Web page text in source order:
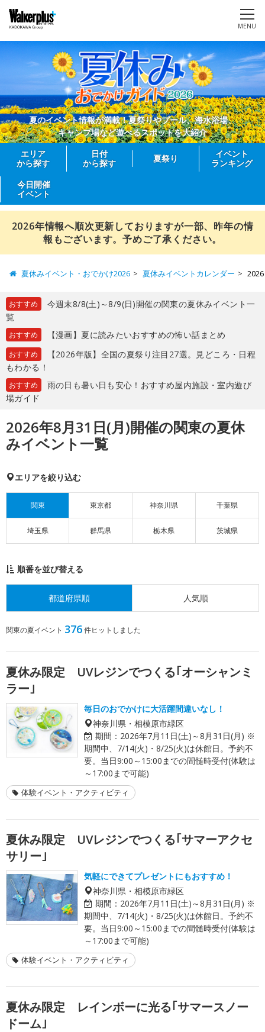
MENU
夏のイベント情報が満載！夏祭りやプール、海水浴場、
キャンプ場など遊べるスポットを大紹介
エリア
から探す
日付
から探す
夏祭り
イベント
ランキング
今日開催
イベント
2026年情報へ順次更新しておりますが一部、昨年の情
報もございます。予めご了承ください。
夏休みイベント・おでかけ2026 夏休みイベントカレンダー
おすすめ
今週末8/8(土)～8/9(日)開催の関東の夏休みイベント一
覧
おすすめ 【漫画】夏に読みたいおすすめの怖い話まとめ
おすすめ
【2026年版】全国の夏祭り注目27選。見どころ・日程
もわかる！
おすすめ
雨の日も暑い日も安心！おすすめ屋内施設・室内遊び
場ガイド
2026年8月31日(月)開催の関東の夏休
みイベント一覧
エリアを絞り込む
関東 東京都 神奈川県 千葉県
埼玉県 群馬県 栃木県 茨城県
順番を並び替える
都道府県順 人気順
関東の夏イベント 376件ヒットしました
夏休み限定 UVレジンでつくる｢オーシャンミ
ラー｣
毎日のおでかけに大活躍間違いなし！
神奈川県・相模原市緑区
期間： 2026年7月11日(土)～8月31日(月) ※
期間中、7/14(火)・8/25(火)は休館日。予約不
要。当日9:00～15:00までの間髄時受付(体験は
～17:00まで可能)
体験イベント・アクティビティ
夏休み限定 UVレジンでつくる｢サマーアクセ
サリー｣
気軽にできてプレゼントにもおすすめ！
神奈川県・相模原市緑区
期間： 2026年7月11日(土)～8月31日(月) ※
期間中、7/14(火)・8/25(火)は休館日。予約不
要。当日9:00～15:00までの間髄時受付(体験は
～17:00まで可能)
体験イベント・アクティビティ
夏休み限定 レインボーに光る｢サマースノー
ドーム｣